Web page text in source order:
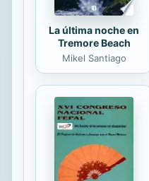
La última noche en
Tremore Beach
Mikel Santiago